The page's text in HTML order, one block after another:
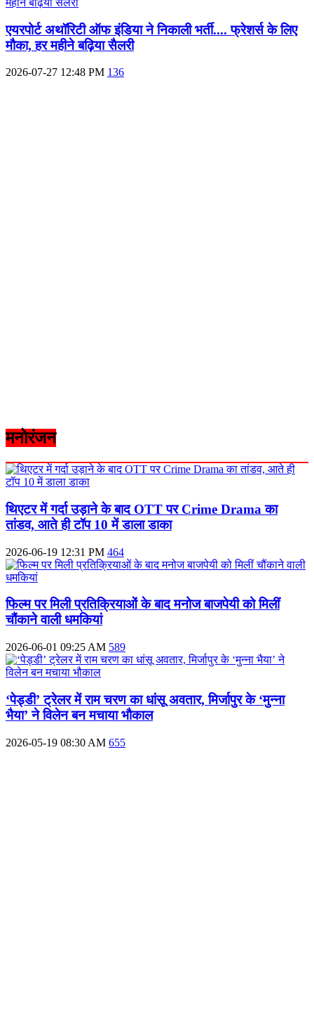
एयरपोर्ट अथॉरिटी ऑफ इंडिया ने निकाली भर्ती.... फ्रेशर्स के लिए
मौका, हर महीने बढ़िया सैलरी
2026-07-27 12:48 PM 136
मनोरंजन
थिएटर में गर्दा उड़ाने के बाद OTT पर Crime Drama का
तांडव, आते ही टॉप 10 में डाला डाका
2026-06-19 12:31 PM 464
फिल्म पर मिली प्रतिक्रियाओं के बाद मनोज बाजपेयी को मिलीं
चौंकाने वाली धमकियां
2026-06-01 09:25 AM 589
‘पेड्डी’ ट्रेलर में राम चरण का धांसू अवतार, मिर्जापुर के ‘मुन्ना
भैया’ ने विलेन बन मचाया भौकाल
2026-05-19 08:30 AM 655